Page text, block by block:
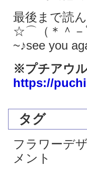
最後まで読
☆⌒（＊＾－
~♪see you
※プチアウ
https://
タグ
フラワーデ
メント